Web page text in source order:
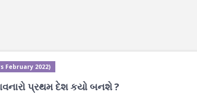
February 2022)
પ્રથમ દેશ કયો બનશે ?